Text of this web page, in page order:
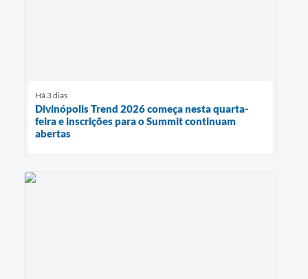
Há 3 dias
Divinópolis Trend 2026 começa nesta quarta-
feira e inscrições para o Summit continuam
abertas